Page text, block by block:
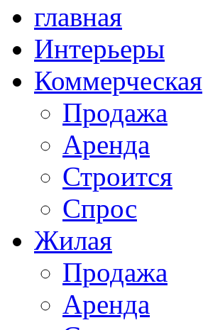
главная
Интерьеры
Коммерческая
Продажа
Аренда
Строится
Спрос
Жилая
Продажа
Аренда